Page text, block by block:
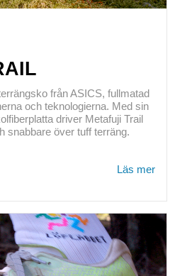
från ASICS, fullmatad
och teknologierna. Med sin
driver Metafuji Trail
snabbare över tuff terräng.
Läs mer